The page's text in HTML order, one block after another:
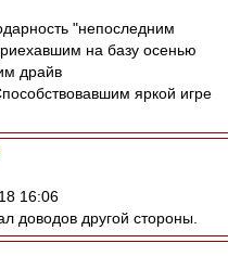
"непоследним
на базу осенью
драйв
яркой игре
16:06
доводов другой стороны.